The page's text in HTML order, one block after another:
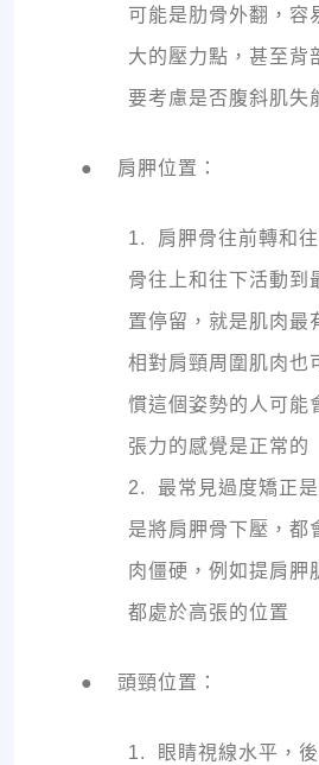
可能是肋骨外翻，容
大的壓力點，甚至背
要考慮是否腹斜肌失
● 肩胛位置：
1. 肩胛骨往前轉和
骨往上和往下活動到
置停留，就是肌肉最
相對肩頸周圍肌肉也
慣這個姿勢的人可能
張力的感覺是正常的
2. 最常見過度矯正
是將肩胛骨下壓，都
肉僵硬，例如提肩胛
都處於高張的位置
● 頭頸位置：
1. 眼睛視線水平，